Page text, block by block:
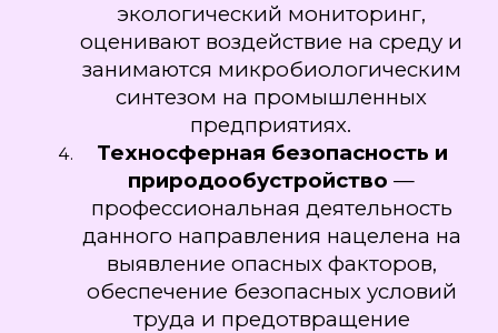
экологический мониторинг,
оценивают воздействие на среду и
занимаются микробиологическим
синтезом на промышленных
предприятиях.
Техносферная безопасность и
природообустройство —
профессиональная деятельность
данного направления нацелена на
выявление опасных факторов,
обеспечение безопасных условий
труда и предотвращение